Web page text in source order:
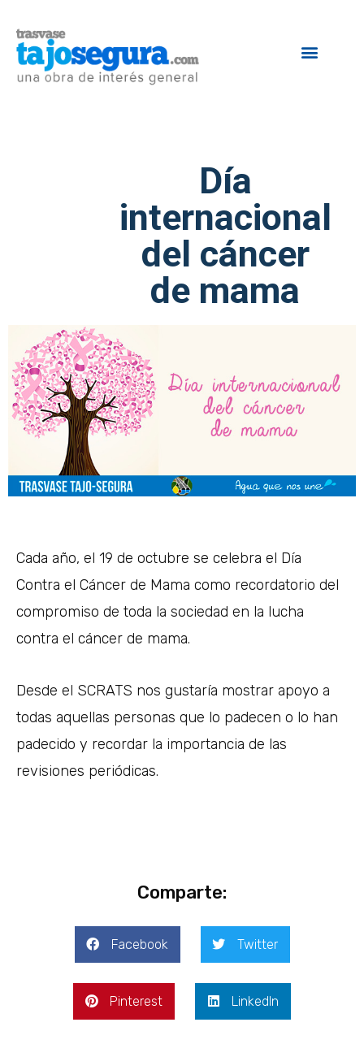
Día
internacional
del cáncer
de mama
Cada año, el 19 de octubre se celebra el Día
Contra el Cáncer de Mama como recordatorio del
compromiso de toda la sociedad en la lucha
contra el cáncer de mama.
Desde el SCRATS nos gustaría mostrar apoyo a
todas aquellas personas que lo padecen o lo han
padecido y recordar la importancia de las
revisiones periódicas.
Comparte:
Facebook Twitter
Pinterest LinkedIn